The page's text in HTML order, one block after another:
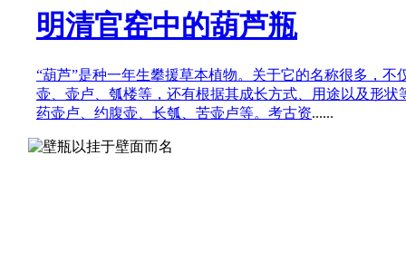
明清官窑中的葫芦瓶
“葫芦”是种一年生攀援草本植物。关于它的名称很多，不
壶、壶卢、瓠楼等，还有根据其成长方式、用途以及形状
药壶卢、约腹壶、长瓠、苦壶卢等。考古资......